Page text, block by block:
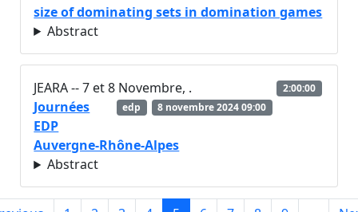
size of dominating sets in domination games
Abstract
JEARA -- 7 et 8 Novembre, .
2:00:00
8 novembre 2024 09:00
edp
Journées
EDP
Auvergne-Rhône-Alpes
Abstract